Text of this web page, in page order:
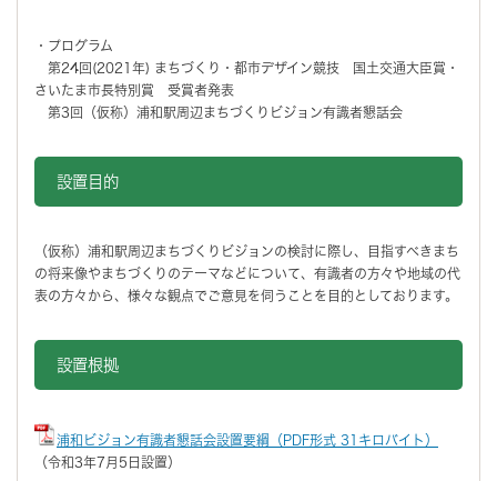
・プログラム
第24回(2021年) まちづくり・都市デザイン競技 国土交通大臣賞・
さいたま市長特別賞 受賞者発表
第3回（仮称）浦和駅周辺まちづくりビジョン有識者懇話会
設置目的
（仮称）浦和駅周辺まちづくりビジョンの検討に際し、目指すべきまち
の将来像やまちづくりのテーマなどについて、有識者の方々や地域の代
表の方々から、様々な観点でご意見を伺うことを目的としております。
設置根拠
浦和ビジョン有識者懇話会設置要綱（PDF形式 31キロバイト）
（令和3年7月5日設置）